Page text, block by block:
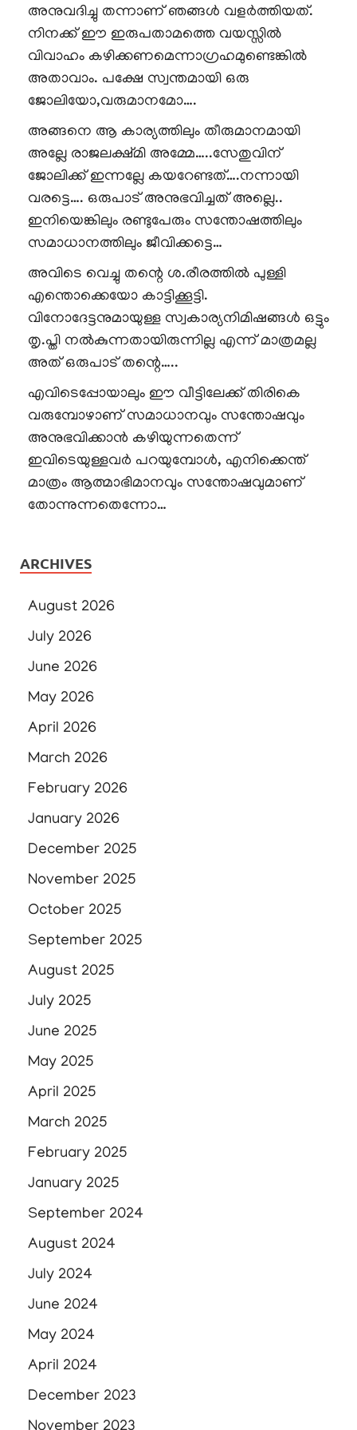
അനുവദിച്ചു തന്നാണ് ഞങ്ങൾ വളർത്തിയത്.
നിനക്ക് ഈ ഇരുപതാമത്തെ വയസ്സിൽ
വിവാഹം കഴിക്കണമെന്നാഗ്രഹമുണ്ടെങ്കിൽ
അതാവാം. പക്ഷേ സ്വന്തമായി ഒരു
ജോലിയോ,വരുമാനമോ….
അങ്ങനെ ആ കാര്യത്തിലും തീരുമാനമായി
അല്ലേ രാജലക്ഷ്മി അമ്മേ…..സേതുവിന്
ജോലിക്ക് ഇന്നല്ലേ കയറേണ്ടത്….നന്നായി
വരട്ടെ…. ഒരുപാട് അനുഭവിച്ചത് അല്ലെ..
ഇനിയെങ്കിലും രണ്ടുപേരും സന്തോഷത്തിലും
സമാധാനത്തിലും ജീവിക്കട്ടെ…
അവിടെ വെച്ചു തന്റെ ശ.രീരത്തിൽ പുള്ളി
എന്തൊക്കെയോ കാട്ടിക്കൂട്ടി.
വിനോദേട്ടനുമായുള്ള സ്വകാര്യനിമിഷങ്ങൾ ഒട്ടും
തൃ.പ്തി നൽകുന്നതായിരുന്നില്ല എന്ന് മാത്രമല്ല
അത് ഒരുപാട് തന്റെ…..
എവിടെപ്പോയാലും ഈ വീട്ടിലേക്ക് തിരികെ
വരുമ്പോഴാണ് സമാധാനവും സന്തോഷവും
അനുഭവിക്കാൻ കഴിയുന്നതെന്ന്
ഇവിടെയുള്ളവർ പറയുമ്പോൾ, എനിക്കെന്ത്
മാത്രം ആത്മാഭിമാനവും സന്തോഷവുമാണ്
തോന്നുന്നതെന്നോ…
ARCHIVES
August 2026
July 2026
June 2026
May 2026
April 2026
March 2026
February 2026
January 2026
December 2025
November 2025
October 2025
September 2025
August 2025
July 2025
June 2025
May 2025
April 2025
March 2025
February 2025
January 2025
September 2024
August 2024
July 2024
June 2024
May 2024
April 2024
December 2023